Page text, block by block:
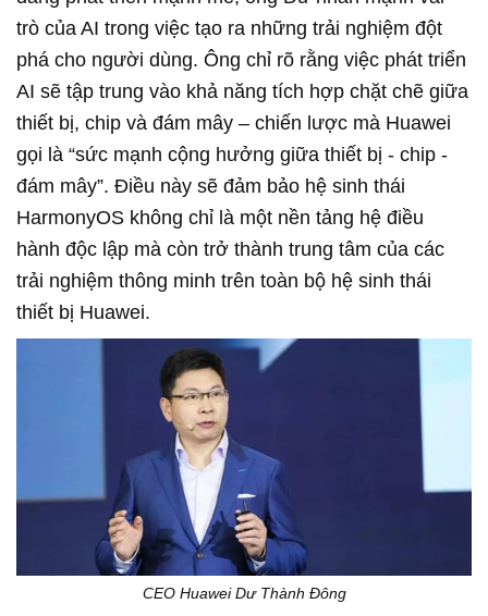
trò của AI trong việc tạo ra những trải nghiệm đột
phá cho người dùng. Ông chỉ rõ rằng việc phát triển
AI sẽ tập trung vào khả năng tích hợp chặt chẽ giữa
thiết bị, chip và đám mây – chiến lược mà Huawei
gọi là “sức mạnh cộng hưởng giữa thiết bị - chip -
đám mây”. Điều này sẽ đảm bảo hệ sinh thái
HarmonyOS không chỉ là một nền tảng hệ điều
hành độc lập mà còn trở thành trung tâm của các
trải nghiệm thông minh trên toàn bộ hệ sinh thái
thiết bị Huawei.
CEO Huawei Dư Thành Đông